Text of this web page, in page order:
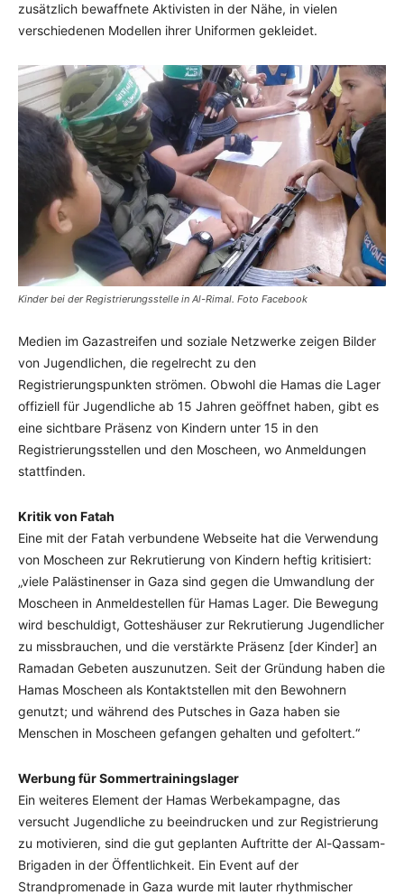
zusätzlich bewaffnete Aktivisten in der Nähe, in vielen
verschiedenen Modellen ihrer Uniformen gekleidet.
Kinder bei der Registrierungsstelle in Al-Rimal. Foto Facebook
Medien im Gazastreifen und soziale Netzwerke zeigen Bilder
von Jugendlichen, die regelrecht zu den
Registrierungspunkten strömen. Obwohl die Hamas die Lager
offiziell für Jugendliche ab 15 Jahren geöffnet haben, gibt es
eine sichtbare Präsenz von Kindern unter 15 in den
Registrierungsstellen und den Moscheen, wo Anmeldungen
stattfinden.
Kritik von Fatah
Eine mit der Fatah verbundene Webseite hat die Verwendung
von Moscheen zur Rekrutierung von Kindern heftig kritisiert:
„viele Palästinenser in Gaza sind gegen die Umwandlung der
Moscheen in Anmeldestellen für Hamas Lager. Die Bewegung
wird beschuldigt, Gotteshäuser zur Rekrutierung Jugendlicher
zu missbrauchen, und die verstärkte Präsenz [der Kinder] an
Ramadan Gebeten auszunutzen. Seit der Gründung haben die
Hamas Moscheen als Kontaktstellen mit den Bewohnern
genutzt; und während des Putsches in Gaza haben sie
Menschen in Moscheen gefangen gehalten und gefoltert.“
Werbung für Sommertrainingslager
Ein weiteres Element der Hamas Werbekampagne, das
versucht Jugendliche zu beeindrucken und zur Registrierung
zu motivieren, sind die gut geplanten Auftritte der Al-Qassam-
Brigaden in der Öffentlichkeit. Ein Event auf der
Strandpromenade in Gaza wurde mit lauter rhythmischer